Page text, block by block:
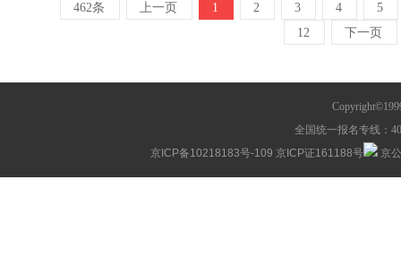
462条 上一页 1 2 3 4
5
12
下一页
全国统一报名专线：
京ICP备10218183号-109 京ICP证161188号 京